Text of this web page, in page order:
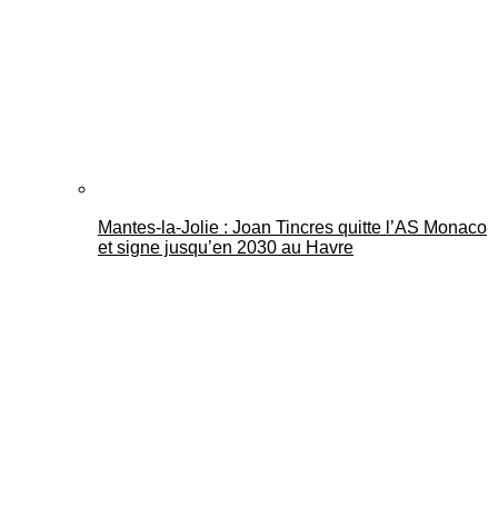
Mantes-la-Jolie : Joan Tincres quitte l’AS Monaco
et signe jusqu’en 2030 au Havre